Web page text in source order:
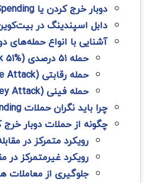
دوبار خرج کردن یا Double Spending چیست؟
دابل اسپندینگ در
آشنایی با انواع حمله‌های
حمله ۵۱ درصدی (%۵۱ Attack)
حمله‌ رقابتی (Race Attack)
حمله فینی (Finney Attack)
چرا باید نگران حملات Double Spending باشیم؟
چگونه از حملات دوبار
رویکرد متمرکز در
رویکرد غیرمتمرکز در
جلوگیری از معاملات